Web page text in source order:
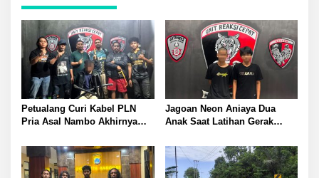
Petualang Curi Kabel PLN
Pria Asal Nambo Akhirnya
Jagoan Neon Aniaya Dua
Anak Saat Latihan Gerak
Polresta Banggai